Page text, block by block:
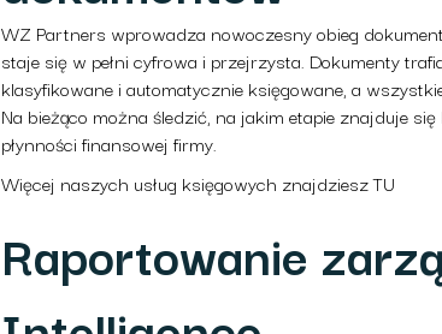
WZ Partners wprowadza nowoczesny obieg
staje się w pełni cyfrowa i przejrzysta. Dokumenty
klasyfikowane i automatycznie księgowane, a
Na bieżąco można śledzić, na jakim etapie znajduje
płynności finansowej firmy.
Więcej naszych usług księgowych znajdziesz TU
Raportowanie